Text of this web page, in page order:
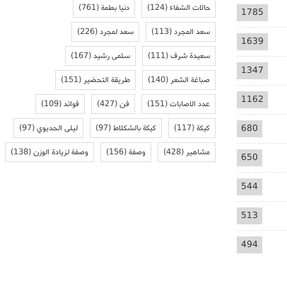
1785
1639
1347
1162
680
650
544
513
494
حالات الشفاء(124) دنيا بطمة(761)
سعد المجرد(113) سعد لمجرد(226)
سعيدة شرف(111) سلمى رشيد(167)
صباغة الشعر(140) طريقة التحضير(151)
عدد الاصابات(151) فن(427) فوائد(109)
كيكة(117) كيكة بالشكلاط(97) ليلى الحديوي(97)
مشاهير(428) وصفة(156) وصفة لزيادة الوزن(138)